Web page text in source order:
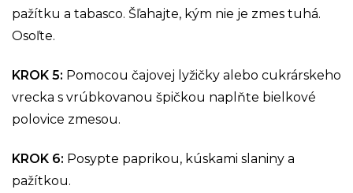
pažítku a tabasco. Šľahajte, kým nie je zmes tuhá.
Osoľte.
KROK 5: Pomocou čajovej lyžičky alebo cukrárskeho
vrecka s vrúbkovanou špičkou naplňte bielkové
polovice zmesou.
KROK 6: Posypte paprikou, kúskami slaniny a
pažítkou.